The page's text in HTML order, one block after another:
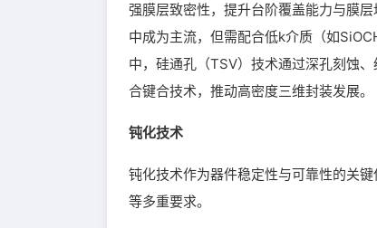
强膜层致密性，提升台阶覆盖能力与膜
中成为主流，但需配合低k介质（如
中，硅通孔（TSV）技术通过深孔刻蚀
合键合技术，推动高密度三维封装发展。
钝化技术
钝化技术作为器件稳定性与可靠性的关
等多重要求。